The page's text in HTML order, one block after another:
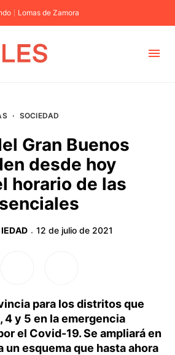
Lomas de Zamora
· SOCIEDAD
Gran Buenos
desde hoy
horario de las
· 12 de julio de 2021
para los distritos que
4 y 5 en la emergencia
el Covid-19. Se ampliará en
un esquema que hasta ahora